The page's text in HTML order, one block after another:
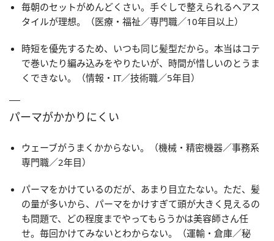
毎朝のセットがめんどくさい。手ぐしで整えられるヘアス
タイルが理想。（医療・福祉／専門職／10年目以上）
時短を優先するため、いつも同じ髪型だから。本当はコテ
で巻いたり編み込みをやりたいが、時間が惜しいのとうま
くできない。（情報・IT／技術職／5年目）
パーマがかかりにくい
ウェーブがうまくかからない。（機械・精密機器／事務系
専門職／2年目）
パーマをかけているのだが、あまり目立たない。ただ、髪
の量が多いから、パーマをかけすぎて頭が大きく見えるの
も問題で、どの程度までやってもらうかは美容師さん任
せ。毎回かけてみないとわからない。（運輸・倉庫／秘